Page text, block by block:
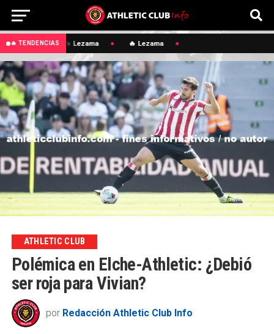
🔥 TENDENCIAS 🔥 Lezama 🔥 Lezama
ATHLETIC CLUB
Polémica en Elche-Athletic: ¿Debió
ser roja para Vivian?
por Redacción Athletic Club Info